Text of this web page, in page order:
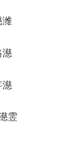
潍
濨
濨
雴